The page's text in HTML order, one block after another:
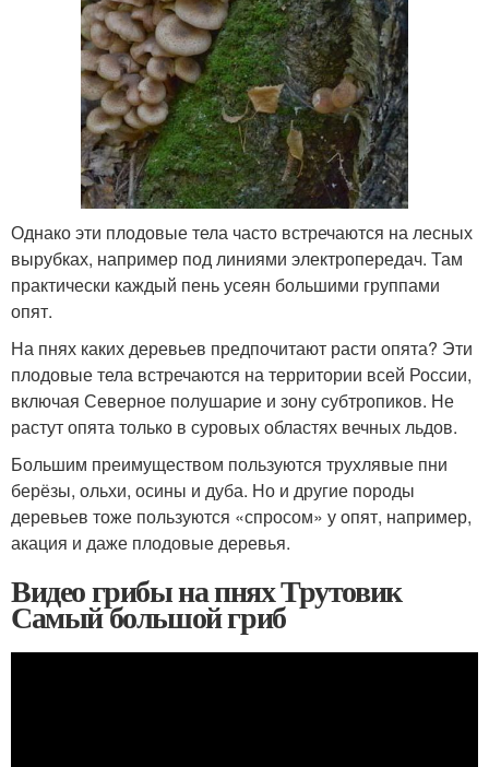
Однако эти плодовые тела часто встречаются на лесных
вырубках, например под линиями электропередач. Там
практически каждый пень усеян большими группами
опят.
На пнях каких деревьев предпочитают расти опята? Эти
плодовые тела встречаются на территории всей России,
включая Северное полушарие и зону субтропиков. Не
растут опята только в суровых областях вечных льдов.
Большим преимуществом пользуются трухлявые пни
берёзы, ольхи, осины и дуба. Но и другие породы
деревьев тоже пользуются «спросом» у опят, например,
акация и даже плодовые деревья.
Видео грибы на пнях Трутовик
Самый большой гриб